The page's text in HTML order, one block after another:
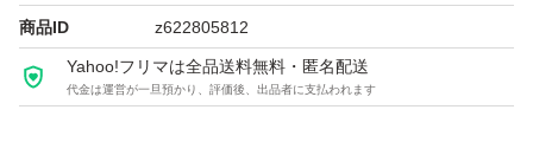
SPF：25.0 SPF
個数：1.0 個
商品ID z622805812
Yahoo!フリマは全品送料無料・匿名配送
代金は運営が一旦預かり、評価後、出品者に支払われます